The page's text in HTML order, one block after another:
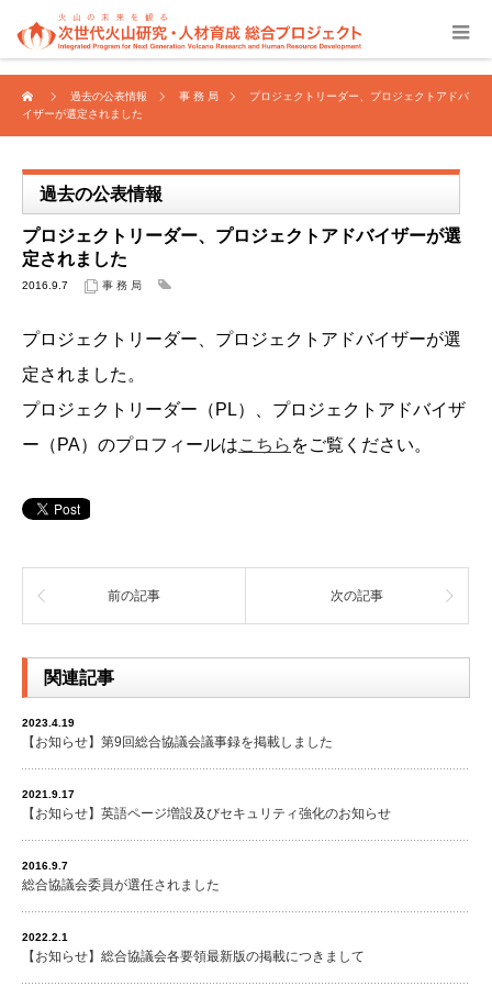
過去の公表情報 事 務 局
プロジェクトリーダー、プロジェクトアドバ
イザーが選定されました
過去の公表情報
プロジェクトリーダー、プロジェクトアドバイザーが選
定されました
2016.9.7 事 務 局
プロジェクトリーダー、プロジェクトアドバイザーが選
定されました。
プロジェクトリーダー（PL）、プロジェクトアドバイザ
ー（PA）のプロフィールはこちら をご覧ください。
前の記事 次の記事
関連記事
2023.4.19
【お知らせ】第9回総合協議会議事録を掲載しました
2021.9.17
【お知らせ】英語ページ増設及びセキュリティ強化のお知らせ
2016.9.7
総合協議会委員が選任されました
2022.2.1
【お知らせ】総合協議会各要領最新版の掲載につきまして